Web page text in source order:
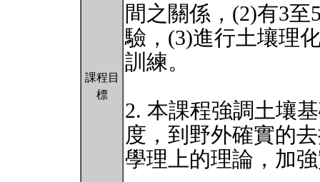
課程目
標
間之關係，(2)有3
驗，(3)進行土壤理
訓練。
2. 本課程強調土壤
度，到野外確實的
學理上的理論，加